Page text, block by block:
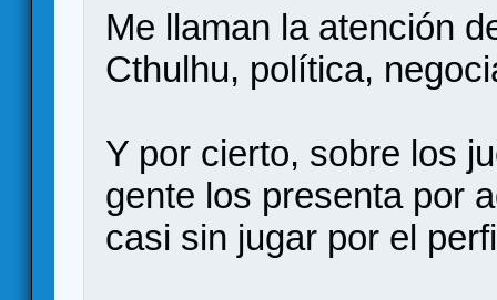
Me llaman la atención
Cthulhu, política,
Y por cierto, sobre los
gente los presenta por
casi sin jugar por el